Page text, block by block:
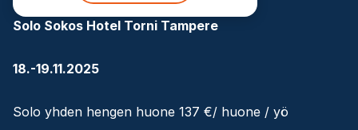
Solo Sokos Hotel Torni Tampere
18.-19.11.2025
Solo yhden hengen huone 137 €/ huone / yö